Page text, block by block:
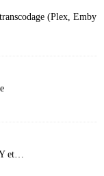
(Plex, Emby
et…